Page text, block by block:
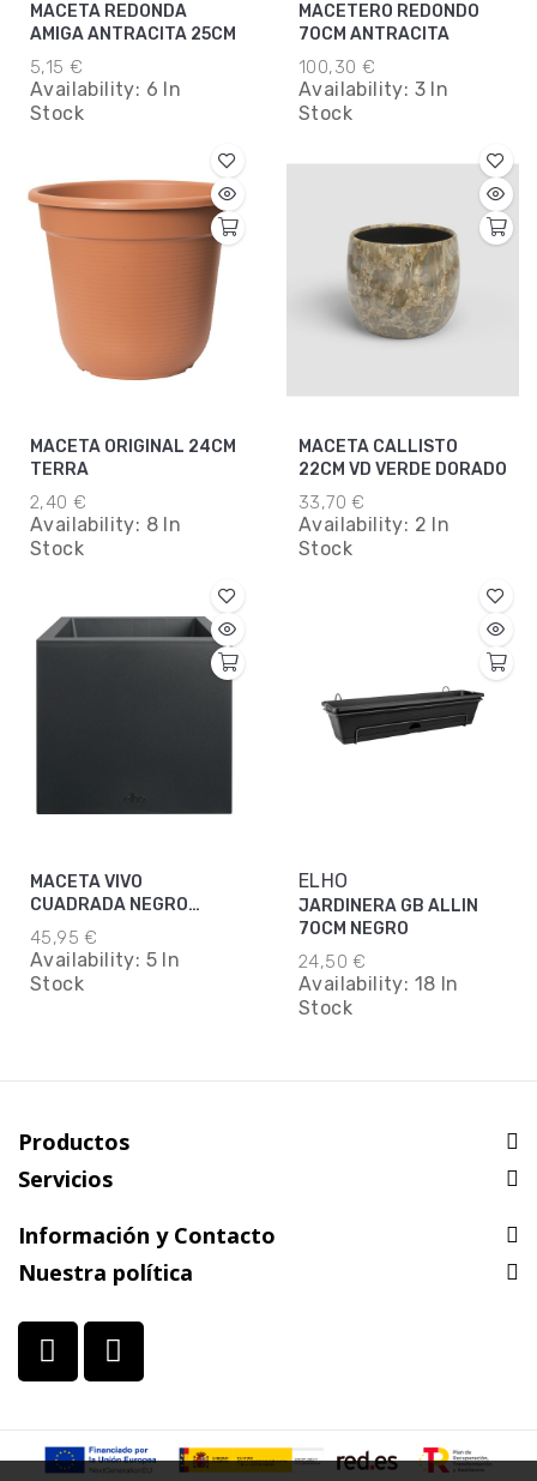
MACETA REDONDA
AMIGA ANTRACITA 25CM
5,15 €
Availability: 6 In
Stock
MACETERO REDONDO
70CM ANTRACITA
100,30 €
Availability: 3 In
Stock
MACETA ORIGINAL 24CM
TERRA
2,40 €
Availability: 8 In
Stock
MACETA CALLISTO
22CM VD VERDE DORADO
33,70 €
Availability: 2 In
Stock
MACETA VIVO
CUADRADA NEGRO
30CM
45,95 €
Availability: 5 In
Stock
ELHO
JARDINERA GB ALLIN
70CM NEGRO
24,50 €
Availability: 18 In
Stock
Productos
Servicios
Información y Contacto
Nuestra política